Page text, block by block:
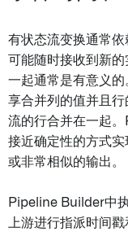
有状态流变换通常
可能随时接收到新
一起通常是有意义的
享合并列的值并且
流的行合并在一起
接近确定性的方式
或非常相似的输出。
Pipeline Builder中
上游进行指派时间